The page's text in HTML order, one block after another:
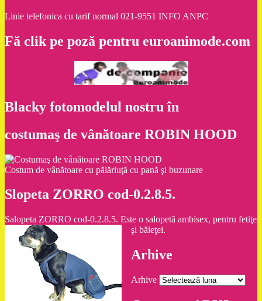
Linie telefonica cu tarif normal 021-9551 INFO ANPC
Fă clik pe poză pentru euroanimode.com
Blacky fotomodelul nostru în
costumaş de vânătoare ROBIN HOOD
Costum de vânătoare cu pălăriuţă cu pană şi buzunare
Slopeta ZORRO cod-0.2.8.5.
Salopeta ZORRO cod-0.2.8.5. Este o salopetă ambisex, pentru fetiţe
şi băieţei.
Arhive
Arhive